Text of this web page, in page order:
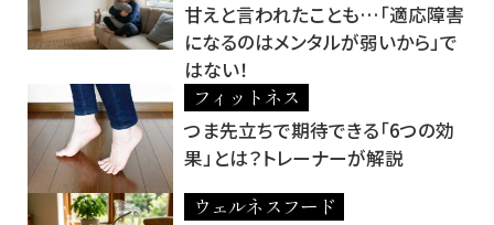
甘えと言われたことも…「適応障害
になるのはメンタルが弱いから」で
はない！
フィットネス
つま先立ちで期待できる「6つの効
果」とは？トレーナーが解説
ウェルネスフード